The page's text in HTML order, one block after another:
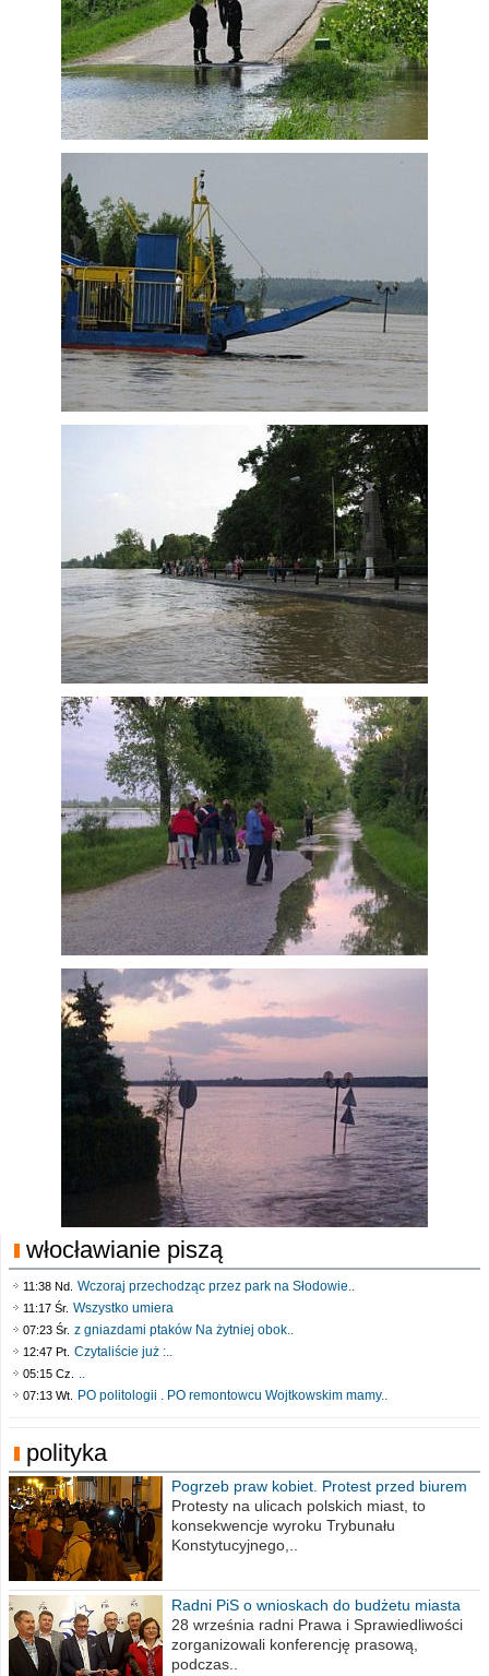
włocławianie piszą
11:38 Nd. Wczoraj przechodząc przez park na Słodowie..
11:17 Śr. Wszystko umiera
07:23 Śr. z gniazdami ptaków Na żytniej obok..
12:47 Pt. Czytaliście już :..
05:15 Cz. ..
07:13 Wt. PO politologii . PO remontowcu Wojtkowskim mamy..
polityka
Pogrzeb praw kobiet. Protest przed biurem
poselskim PiS
Protesty na ulicach polskich miast, to
konsekwencje wyroku Trybunału
Konstytucyjnego,..
Radni PiS o wnioskach do budżetu miasta
na 2021 rok
28 września radni Prawa i Sprawiedliwości
zorganizowali konferencję prasową,
podczas..